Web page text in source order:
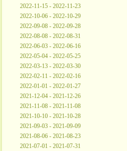
2022-11-15 - 2022-11-23
2022-10-06 - 2022-10-29
2022-09-08 - 2022-09-28
2022-08-08 - 2022-08-31
2022-06-03 - 2022-06-16
2022-05-04 - 2022-05-25
2022-03-13 - 2022-03-30
2022-02-11 - 2022-02-16
2022-01-01 - 2022-01-27
2021-12-04 - 2021-12-26
2021-11-08 - 2021-11-08
2021-10-10 - 2021-10-28
2021-09-03 - 2021-09-09
2021-08-06 - 2021-08-23
2021-07-01 - 2021-07-31